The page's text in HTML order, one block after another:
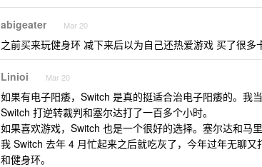
abigeater Mar 20
之前买来玩健身环 减下来后以为自己还热爱游戏 买了很
Linioi Mar 20
如果有电子阳痿，Switch 是真的挺适合治电子阳痿的。我
Switch 打逆转裁判和塞尔达打了一百多个小时。
如果喜欢游戏，Switch 也是一个很好的选择。塞尔达和马
我 Switch 去年 4 月忙起来之后就吃灰了，今年过年无聊
和健身环。